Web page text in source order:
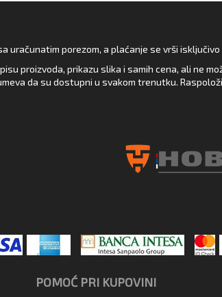
uračunatim porezom, a plaćanje se vrši isključivo
proizvoda, prikazu slika i samih cena, ali ne
da su dostupni u svakom trenutku.
POMOĆ PRI KUPOVINI